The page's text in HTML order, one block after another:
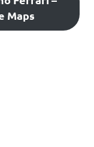
Maps